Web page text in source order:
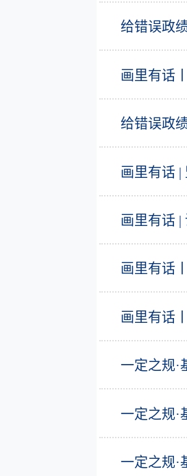
给错误政
画里有话
给错误政
画里有话 |
画里有话 |
画里有话
画里有话
一定之规·
一定之规·
一定之规·